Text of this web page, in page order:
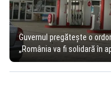
Guvernul pregătește o
„România va fi solidară în